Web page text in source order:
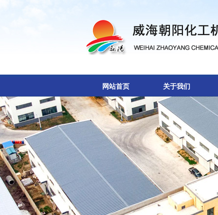
网站首页 关于我们